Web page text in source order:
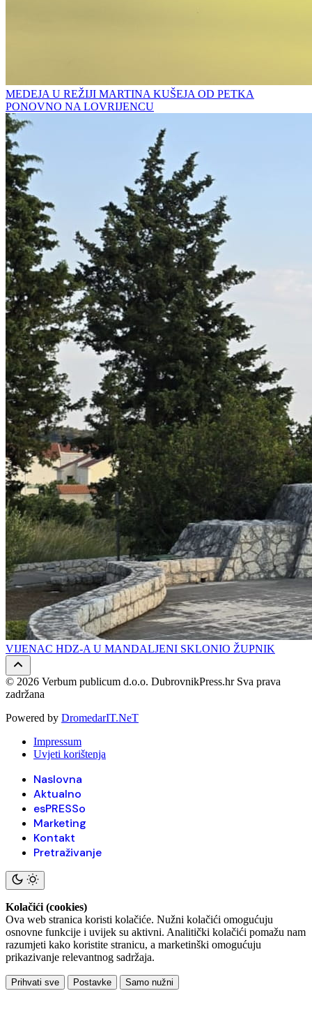
MEDEJA U REŽIJI MARTINA KUŠEJA OD PETKA
PONOVNO NA LOVRIJENCU
VIJENAC HDZ-A U MANDALJENI SKLONIO ŽUPNIK
© 2026 Verbum publicum d.o.o. DubrovnikPress.hr Sva prava
zadržana
Powered by DromedarIT.NeT
Impressum
Uvjeti korištenja
Naslovna
Aktualno
esPRESSo
Marketing
Kontakt
Pretraživanje
Kolačići (cookies)
Ova web stranica koristi kolačiće. Nužni kolačići omogućuju
osnovne funkcije i uvijek su aktivni. Analitički kolačići pomažu nam
razumjeti kako koristite stranicu, a marketinški omogućuju
prikazivanje relevantnog sadržaja.
Prihvati sve Postavke Samo nužni